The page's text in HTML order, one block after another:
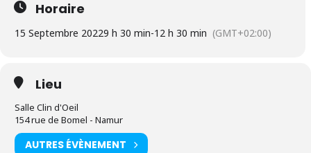
Horaire
15 Septembre 20229 h 30 min-12 h 30 min (GMT+02:00)
Lieu
Salle Clin d'Oeil
154 rue de Bomel - Namur
AUTRES ÉVÈNEMENT